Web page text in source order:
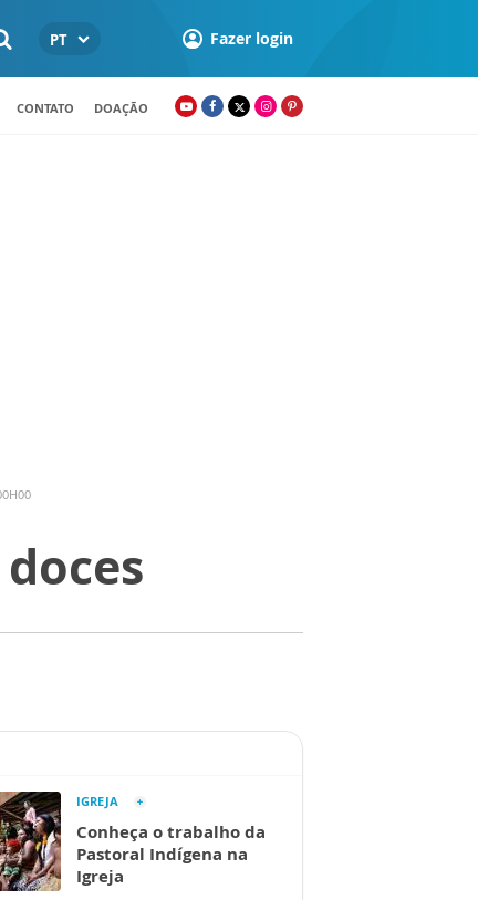
PT Fazer login
CONTATO DOAÇÃO
IGREJA
Conheça o trabalho da
Pastoral Indígena na
Igreja